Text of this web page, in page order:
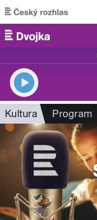
Přejít k hlavnímu obsahu
Kultura Program